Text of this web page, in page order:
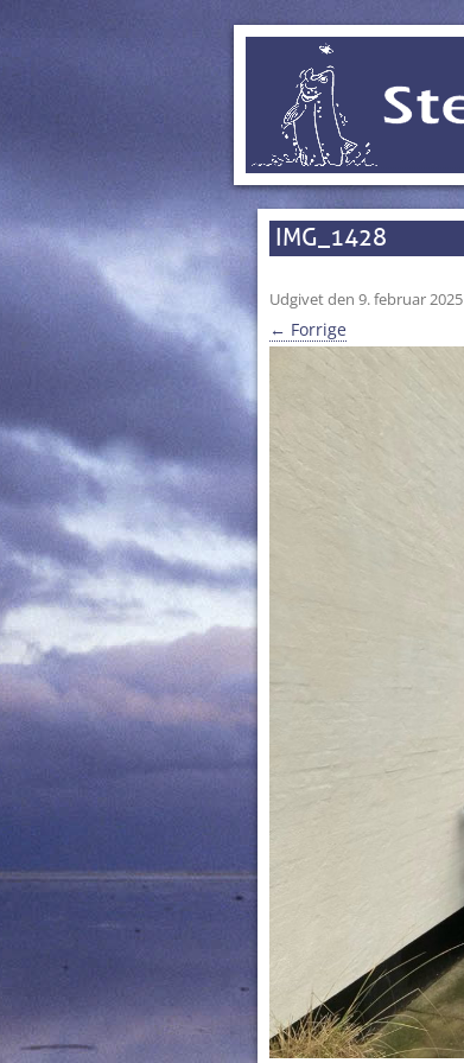
IMG_1428
Udgivet den 9. februar 2025
← Forrige